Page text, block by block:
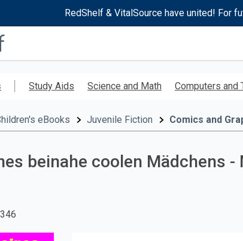
RedShelf & VitalSource have united! For
RedShelf
Study Aids Science and Math Computers and
eBooks Juvenile Fiction Comics and
beinahe coolen Mädchens